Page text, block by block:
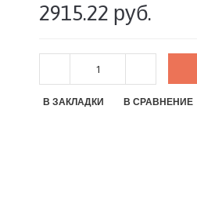
2915.22 руб.
В ЗАКЛАДКИ В СРАВНЕНИЕ